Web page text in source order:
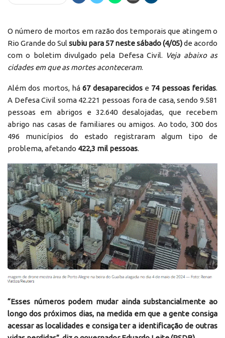
O número de mortos em razão dos temporais que atingem o
Rio Grande do Sul subiu para 57 neste sábado (4/05)de acordo
com o boletim divulgado pela Defesa Civil. Veja abaixo as
cidades em que as mortes aconteceram.
Além dos mortos, há 67 desaparecidos e 74 pessoas feridas.
A Defesa Civil soma 42.221 pessoas fora de casa, sendo 9.581
pessoas em abrigos e 32.640 desalojadas, que recebem
abrigo nas casas de familiares ou amigos. Ao todo, 300 dos
496 municípios do estado registraram algum tipo de
problema, afetando 422,3 mil pessoas.
“Esses números podem mudar ainda substancialmente ao
longo dos próximos dias, na medida em que a gente consiga
acessar as localidades e consiga ter a identificação de outras